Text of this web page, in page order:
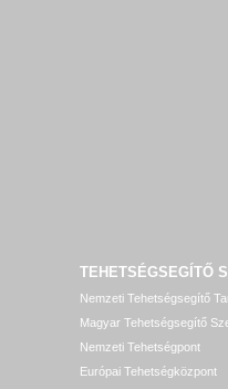
TEHETSÉGSEGÍTŐ
Nemzeti Tehetségsegítő
Magyar Tehetségsegítő
Nemzeti Tehetségpont
Európai Tehetségközpont